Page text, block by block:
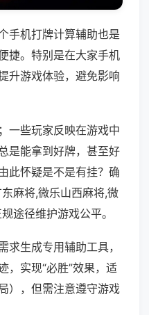
手机打牌计算辅助也是
捷。特别是在大家手机
升游戏体验，避免影响
一些玩家反映在游戏中
是能拿到好牌，甚至好
此怀疑是不是有挂？确
麻将,微乐山西麻将,微
途径维护游戏公平。
求生成专用辅助工具，
，实现“必胜”效果，适
），但需注意遵守游戏